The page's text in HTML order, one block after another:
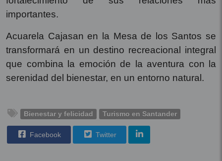
importantes.
Acuarela Cajasan en la Mesa de los Santos se
transformará en un destino recreacional integral
que combina la emoción de la aventura con la
serenidad del bienestar, en un entorno natural.
Bienestar y felicidad Turismo en Santander
Facebook Twitter